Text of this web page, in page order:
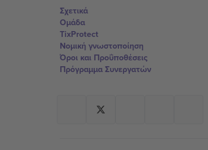
Σχετικά
Ομάδα
TixProtect
Νομική γνωστοποίηση
Όροι και Προΰποθέσεις
Πρόγραμμα Συνεργατών